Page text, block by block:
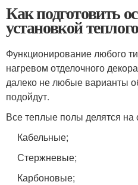
Как подготовить
установкой
Функционирование любого
нагревом отделочного
далеко не любые варианты
подойдут.
Все теплые полы делятся на
Кабельные;
Стержневые;
Карбоновые;